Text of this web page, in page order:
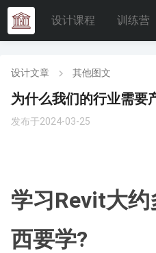
设计课程 训练营
设计文章 其他图文
为什么我们的行业需要
发布于2024-03-25
学习Revit大
西要学?